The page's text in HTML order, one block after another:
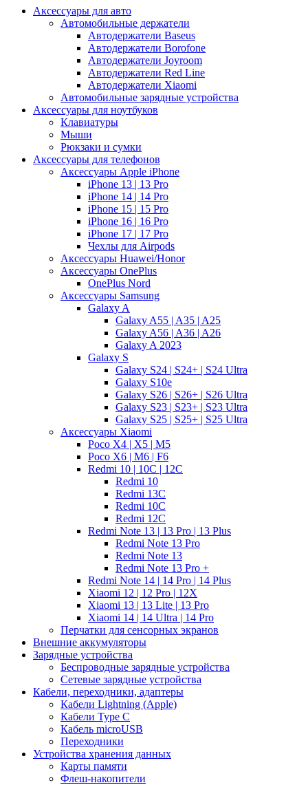
Аксессуары для авто
Автомобильные держатели
Автодержатели Baseus
Автодержатели Borofone
Автодержатели Joyroom
Автодержатели Red Line
Автодержатели Xiaomi
Автомобильные зарядные устройства
Аксессуары для ноутбуков
Клавиатуры
Мыши
Рюкзаки и сумки
Аксессуары для телефонов
Аксессуары Apple iPhone
iPhone 13 | 13 Pro
iPhone 14 | 14 Pro
iPhone 15 | 15 Pro
iPhone 16 | 16 Pro
iPhone 17 | 17 Pro
Чехлы для Airpods
Аксессуары Huawei/Honor
Аксессуары OnePlus
OnePlus Nord
Аксессуары Samsung
Galaxy A
Galaxy A55 | A35 | A25
Galaxy A56 | A36 | A26
Galaxy A 2023
Galaxy S
Galaxy S24 | S24+ | S24 Ultra
Galaxy S10e
Galaxy S26 | S26+ | S26 Ultra
Galaxy S23 | S23+ | S23 Ultra
Galaxy S25 | S25+ | S25 Ultra
Аксессуары Xiaomi
Poco X4 | X5 | M5
Poco X6 | M6 | F6
Redmi 10 | 10C | 12C
Redmi 10
Redmi 13C
Redmi 10C
Redmi 12C
Redmi Note 13 | 13 Pro | 13 Plus
Redmi Note 13 Pro
Redmi Note 13
Redmi Note 13 Pro +
Redmi Note 14 | 14 Pro | 14 Plus
Xiaomi 12 | 12 Pro | 12X
Xiaomi 13 | 13 Lite | 13 Pro
Xiaomi 14 | 14 Ultra | 14 Pro
Перчатки для сенсорных экранов
Внешние аккумуляторы
Зарядные устройства
Беспроводные зарядные устройства
Сетевые зарядные устройства
Кабели, переходники, адаптеры
Кабели Lightning (Apple)
Кабели Type C
Кабель microUSB
Переходники
Устройства хранения данных
Карты памяти
Флеш-накопители